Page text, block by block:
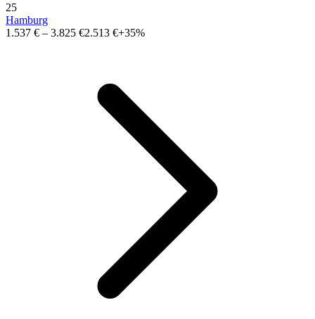
25
Hamburg
1.537 € – 3.825 €2.513 €+35%